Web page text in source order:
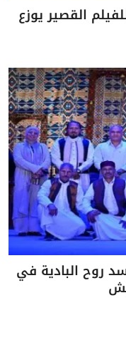
القصير يوزع
روح البادية في